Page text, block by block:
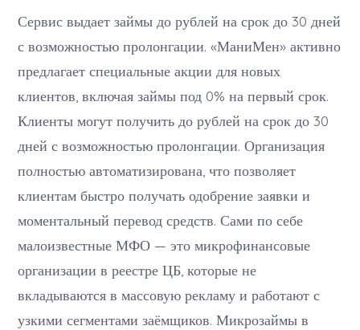
Сервис выдает займы до рублей на срок до 30 дней
с возможностью пролонгации. «МаниМен» активно
предлагает специальные акции для новых
клиентов, включая займы под 0% на первый срок.
Клиенты могут получить до рублей на срок до 30
дней с возможностью пролонгации. Организация
полностью автоматизирована, что позволяет
клиентам быстро получать одобрение заявки и
моментальный перевод средств. Сами по себе
малоизвестные МФО — это микрофинансовые
организации в реестре ЦБ, которые не
вкладываются в массовую рекламу и работают с
узкими сегментами заёмщиков. Микрозаймы в